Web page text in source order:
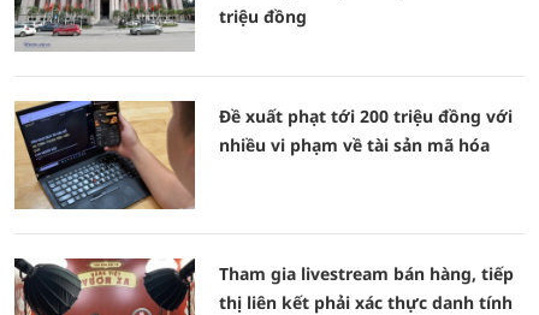
triệu đồng
Đề xuất phạt tới 200 triệu đồng với
nhiều vi phạm về tài sản mã hóa
Tham gia livestream bán hàng, tiếp
thị liên kết phải xác thực danh tính